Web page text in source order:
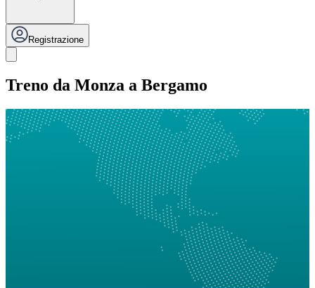
Registrazione
Treno da Monza a Bergamo